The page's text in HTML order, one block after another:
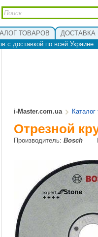
ТОВАРОВ ДОСТАВКА
с доставкой по всей
i-Master.com.ua Каталог
Отрезной
Производитель: Bosch